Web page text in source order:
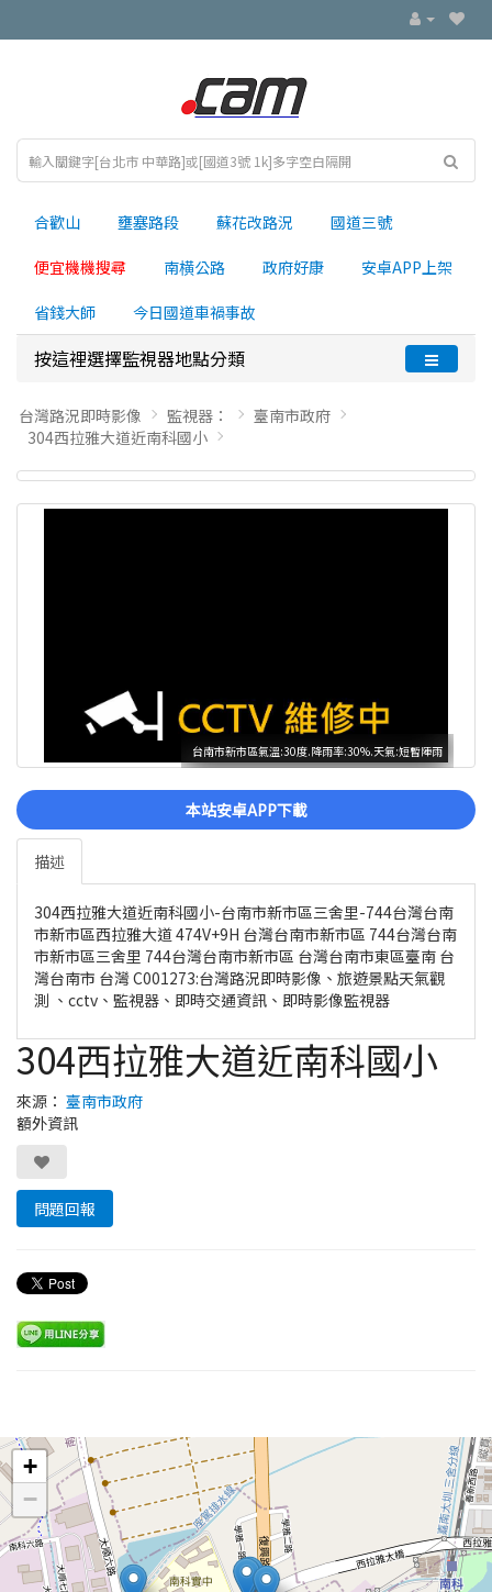
合歡山 壅塞路段 蘇花改路況 國道三號
便宜機機搜尋 南横公路 政府好康 安卓APP上架
省錢大師 今日國道車禍事故
按這裡選擇監視器地點分類
台灣路況即時影像 監視器：
臺南市政府
304西拉雅大道近南科國小
台南市新市區氣溫:30度.降雨率:30%.天氣:短暫陣雨
本站安卓APP下載
描述
304西拉雅大道近南科國小-台南市新市區三舍里-744台灣台南
市新市區西拉雅大道 474V+9H 台灣台南市新市區 744台灣台南
市新市區三舍里 744台灣台南市新市區 台灣台南市東區臺南 台
灣台南市 台灣 C001273:台灣路況即時影像、旅遊景點天氣觀
測 、cctv、監視器、即時交通資訊、即時影像監視器
304西拉雅大道近南科國小
來源： 臺南市政府
額外資訊
問題回報
+
−